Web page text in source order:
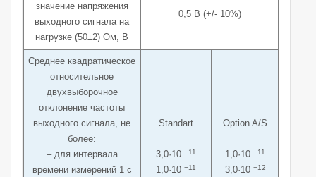
значение напряжения
выходного сигнала на
нагрузке (50±2) Ом, В
0,5 В (+/- 10%)
Среднее квадратическое
относительное
двухвыборочное
отклонение частоты
выходного сигнала, не
более:
– для интервала
времени измерений 1 с
Standart
3,0·10 −11
1,0·10 −11
Option A/S
1,0·10 −11
3,0·10 −12